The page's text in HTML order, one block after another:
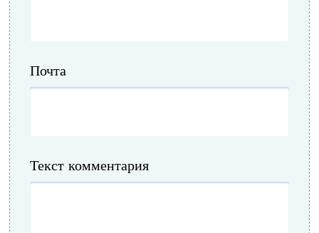
Почта
Текст комментария